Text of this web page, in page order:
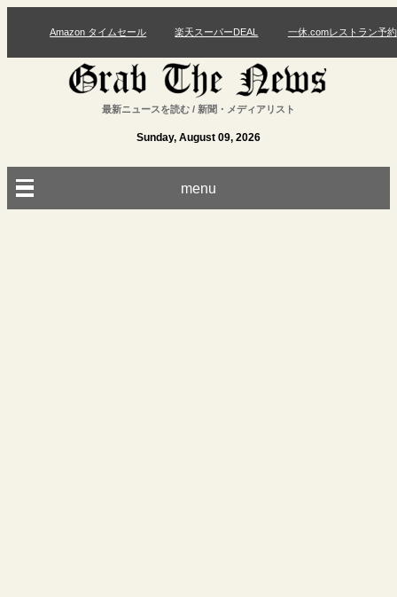
Amazon タイムセール 楽天スーパーDEAL 一休.comレストラン予約
最新ニュースを読む / 新聞・メディアリスト
Sunday, August 09, 2026
menu